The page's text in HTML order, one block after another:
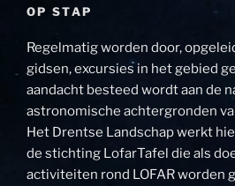
OP STAP
Regelmatig worden door,
gidsen, excursies in het gebied
aandacht besteed wordt aan de
astronomische achtergronden
Het Drentse Landschap werkt
de stichting LofarTafel die als
activiteiten rond LOFAR worden